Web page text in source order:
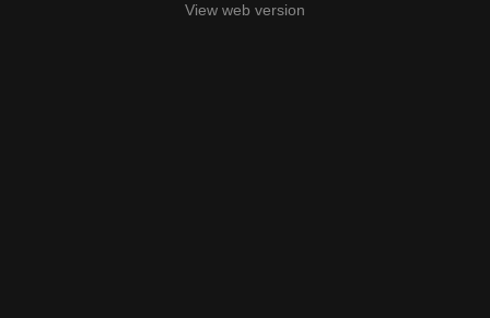
View web version